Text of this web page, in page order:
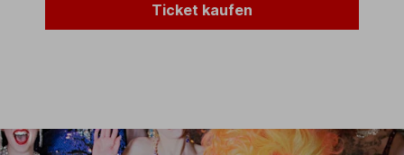
Ticket kaufen